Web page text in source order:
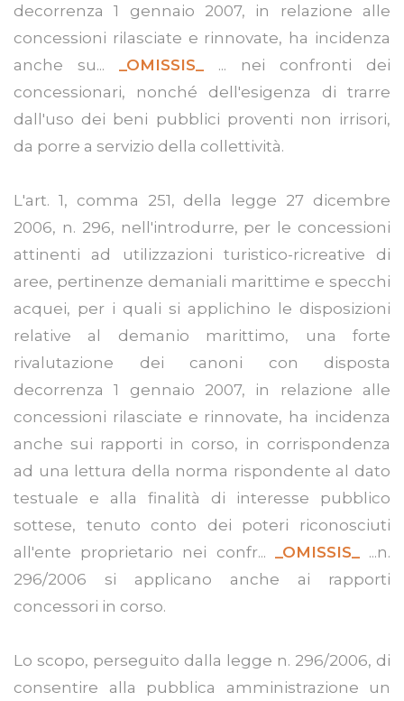
decorrenza 1 gennaio 2007, in relazione alle
concessioni rilasciate e rinnovate, ha incidenza
anche su...
_OMISSIS_
... nei confronti dei
concessionari, nonché dell'esigenza di trarre
dall'uso dei beni pubblici proventi non irrisori,
da porre a servizio della collettività.
L'art. 1, comma 251, della legge 27 dicembre
2006, n. 296, nell'introdurre, per le concessioni
attinenti ad utilizzazioni turistico-ricreative di
aree, pertinenze demaniali marittime e specchi
acquei, per i quali si applichino le disposizioni
relative al demanio marittimo, una forte
rivalutazione dei canoni con disposta
decorrenza 1 gennaio 2007, in relazione alle
concessioni rilasciate e rinnovate, ha incidenza
anche sui rapporti in corso, in corrispondenza
ad una lettura della norma rispondente al dato
testuale e alla finalità di interesse pubblico
sottese, tenuto conto dei poteri riconosciuti
all'ente proprietario nei confr...
_OMISSIS_
...n.
296/2006 si applicano anche ai rapporti
concessori in corso.
Lo scopo, perseguito dalla legge n. 296/2006, di
consentire alla pubblica amministrazione un